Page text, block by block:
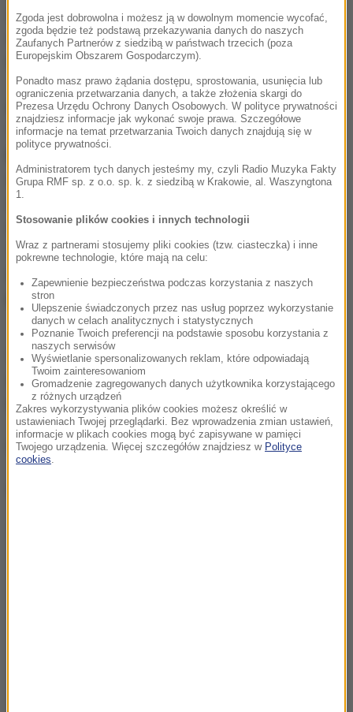
dodatku w koszulce mistrza świata, jest dla nas
nobilitujący i daje ogromną satysfakcję- przyznał
dyrektor generalny Tour de Pologne Czesław Lang.
Wszystko natomiast wskazuje na to, że na starcie
TdP zabraknie ubiegłorocznego triumfatora Rafała
nam takiej deklaracji, choć jeszcze wszystko może
się zdarzyć. W tym tygodniu czeka go jednak
mnóstwo ciężkiej pracy podczas alpejskich etapów
Tour de France i obawia się, że na nasz wyścig nie
będzie w stanie odpowiednio się zregenerować
-
powiedział Lang.
Tegoroczny Tour de Pologne odbędzie się w dniach
2-8 sierpnia. Zawodnicy rozpoczną rywalizację w
Warszawie, a zakończą w Krakowie.
(es)
Zgoda jest dobrowolna i możesz ją w dowolnym momencie wycofać,
zgoda będzie też podstawą przekazywania danych do naszych
Zaufanych Partnerów z siedzibą w państwach trzecich (poza
Europejskim Obszarem Gospodarczym).
Ponadto masz prawo żądania dostępu, sprostowania, usunięcia lub
ograniczenia przetwarzania danych, a także złożenia skargi do
Prezesa Urzędu Ochrony Danych Osobowych. W polityce prywatności
znajdziesz informacje jak wykonać swoje prawa. Szczegółowe
informacje na temat przetwarzania Twoich danych znajdują się w
polityce prywatności.
Administratorem tych danych jesteśmy my, czyli Radio Muzyka Fakty
Grupa RMF sp. z o.o. sp. k. z siedzibą w Krakowie, al. Waszyngtona
1.
Stosowanie plików cookies i innych technologii
Wraz z partnerami stosujemy pliki cookies (tzw. ciasteczka) i inne
pokrewne technologie, które mają na celu:
Zapewnienie bezpieczeństwa podczas korzystania z naszych
stron
Ulepszenie świadczonych przez nas usług poprzez wykorzystanie
danych w celach analitycznych i statystycznych
Poznanie Twoich preferencji na podstawie sposobu korzystania z
naszych serwisów
Wyświetlanie spersonalizowanych reklam, które odpowiadają
Twoim zainteresowaniom
Gromadzenie zagregowanych danych użytkownika korzystającego
z różnych urządzeń
Zakres wykorzystywania plików cookies możesz określić w
ustawieniach Twojej przeglądarki. Bez wprowadzenia zmian ustawień,
informacje w plikach cookies mogą być zapisywane w pamięci
Twojego urządzenia. Więcej szczegółów znajdziesz w Polityce
cookies